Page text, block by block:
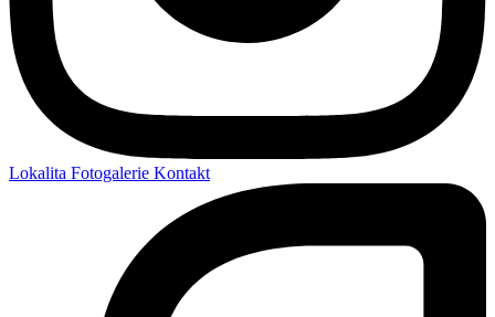
Lokalita Fotogalerie Kontakt